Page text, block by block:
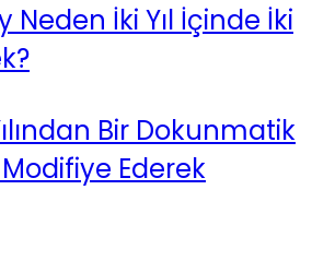
Neden İki Yıl İçinde İki
Bir Dokunmatik
Modifiye Ederek